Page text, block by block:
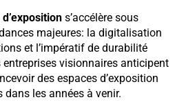
s’accélère sous
majeures: la digitalisation
et l’impératif de durabilité
visionnaires anticipent
des espaces d’exposition
les années à venir.